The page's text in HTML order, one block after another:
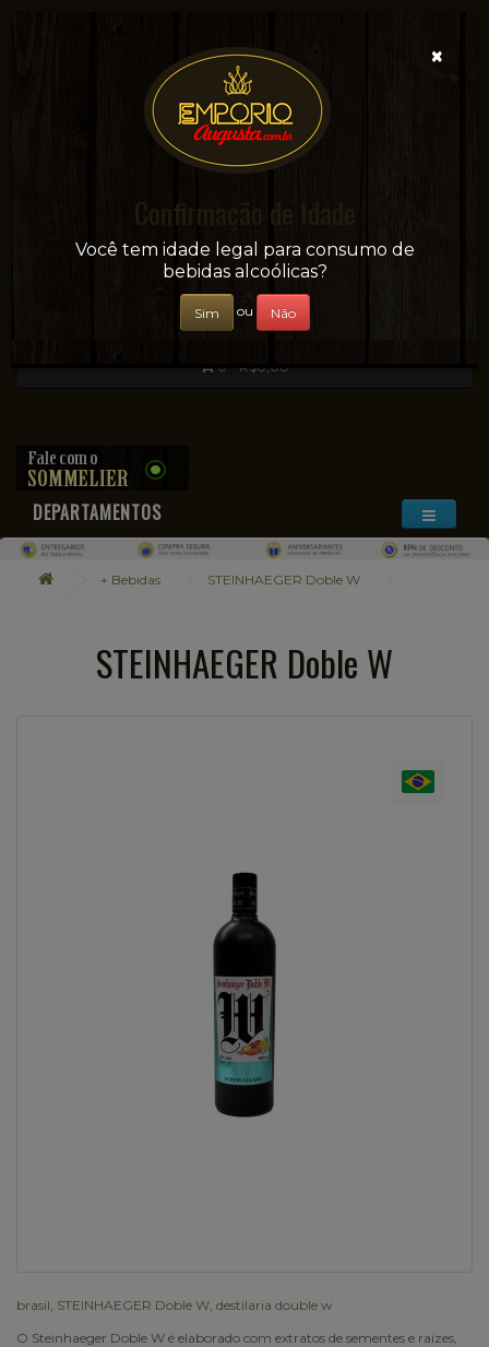
Sua conveniência e adega on-line!
0 - R$0,00
DEPARTAMENTOS
+ Bebidas STEINHAEGER Doble W
STEINHAEGER Doble W
brasil STEINHAEGER Doble W destilaria double w
O Steinhaeger Doble W é elaborado com extratos de sementes e raízes,
×
Confirmação de Idade
Você tem idade legal para consumo de
bebidas alcoólicas?
Sim ou Não